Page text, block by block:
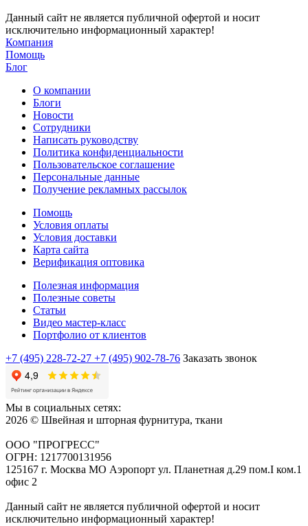
Данный сайт не является публичной офертой и носит
исключительно информационный характер!
Компания
Помощь
Блог
О компании
Блоги
Новости
Сотрудники
Написать руководству
Политика конфиденциальности
Пользовательское соглашение
Персональные данные
Получение рекламных рассылок
Помощь
Условия оплаты
Условия доставки
Карта сайта
Верификация оптовика
Полезная информация
Полезные советы
Статьи
Видео мастер-класс
Портфолио от клиентов
+7 (495) 228-72-27 +7 (495) 902-78-76 Заказать звонок
Мы в социальных сетях:
2026 © Швейная и шторная фурнитура, ткани
ООО "ПРОГРЕСС"
ОГРН: 1217700131956
125167 г. Москва МО Аэропорт ул. Планетная д.29 пом.I ком.1
офис 2
Данный сайт не является публичной офертой и носит
исключительно информационный характер!